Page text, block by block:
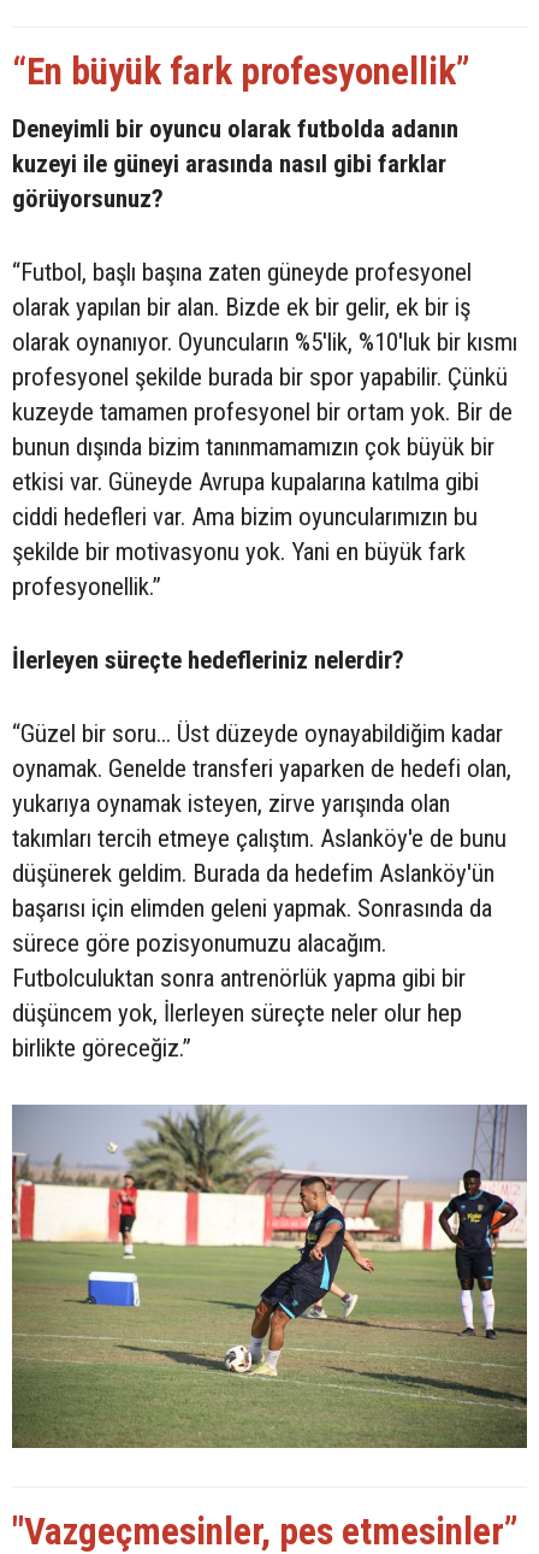
“En büyük fark profesyonellik”
Deneyimli bir oyuncu olarak futbolda adanın
kuzeyi ile güneyi arasında nasıl gibi farklar
görüyorsunuz?
“Futbol, başlı başına zaten güneyde profesyonel
olarak yapılan bir alan. Bizde ek bir gelir, ek bir iş
olarak oynanıyor. Oyuncuların %5'lik, %10'luk bir kısmı
profesyonel şekilde burada bir spor yapabilir. Çünkü
kuzeyde tamamen profesyonel bir ortam yok. Bir de
bunun dışında bizim tanınmamamızın çok büyük bir
etkisi var. Güneyde Avrupa kupalarına katılma gibi
ciddi hedefleri var. Ama bizim oyuncularımızın bu
şekilde bir motivasyonu yok. Yani en büyük fark
profesyonellik.”
İlerleyen süreçte hedefleriniz nelerdir?
“Güzel bir soru... Üst düzeyde oynayabildiğim kadar
oynamak. Genelde transferi yaparken de hedefi olan,
yukarıya oynamak isteyen, zirve yarışında olan
takımları tercih etmeye çalıştım. Aslanköy'e de bunu
düşünerek geldim. Burada da hedefim Aslanköy'ün
başarısı için elimden geleni yapmak. Sonrasında da
sürece göre pozisyonumuzu alacağım.
Futbolculuktan sonra antrenörlük yapma gibi bir
düşüncem yok, İlerleyen süreçte neler olur hep
birlikte göreceğiz.”
"Vazgeçmesinler, pes etmesinler”